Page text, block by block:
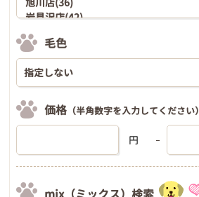
毛色
価格 （半角数字を入力してください）
円